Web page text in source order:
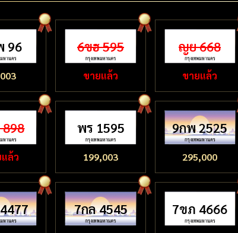
96 6ขฮ 595
ขายแล้ว
ญย 668
ขายแล้ว
ล้ว
พร 1595
199,003
9กพ 2525
295,000
7กล 4545 7ขภ 4666